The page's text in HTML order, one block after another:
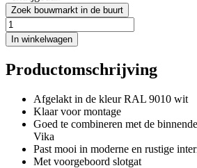
Zoek bouwmarkt in de buurt
In winkelwagen
Productomschrijving
Afgelakt in de kleur RAL 9010 wit
Klaar voor montage
Goed te combineren met de
Vika
Past mooi in moderne en rustige
Met voorgeboord slotgat